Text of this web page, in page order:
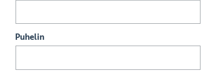
Puhelin